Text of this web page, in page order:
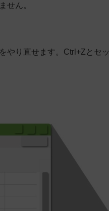
せん。
やり直せます。Ctrl+Zとセッ